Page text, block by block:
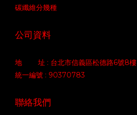
碳纖維分幾種
公司資料
地 址 : 台北市信義區松德路6號8樓
統一編號 : 90370783
聯絡我們